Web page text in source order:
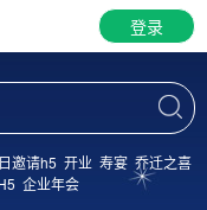
登录
邀请h5 开业 寿宴 乔迁之喜
企业年会